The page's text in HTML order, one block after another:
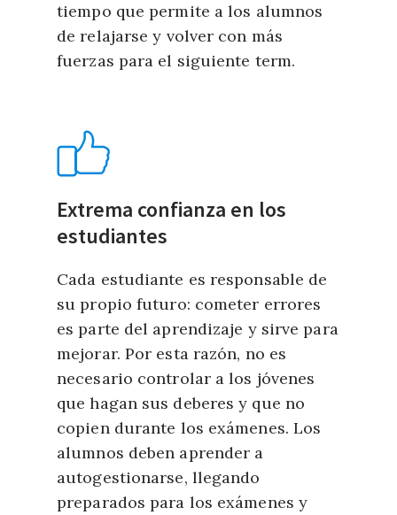
tiempo que permite a los alumnos
de relajarse y volver con más
fuerzas para el siguiente term.
Extrema confianza en los
estudiantes
Cada estudiante es responsable de
su propio futuro: cometer errores
es parte del aprendizaje y sirve para
mejorar. Por esta razón, no es
necesario controlar a los jóvenes
que hagan sus deberes y que no
copien durante los exámenes. Los
alumnos deben aprender a
autogestionarse, llegando
preparados para los exámenes y